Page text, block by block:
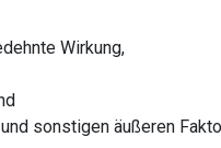
Wirkung,
sonstigen äußeren